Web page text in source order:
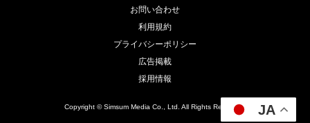
お問い合わせ
利用規約
プライバシーポリシー
広告掲載
採用情報
Copyright © Simsum Media Co., Ltd. All Rights Reserved. JA